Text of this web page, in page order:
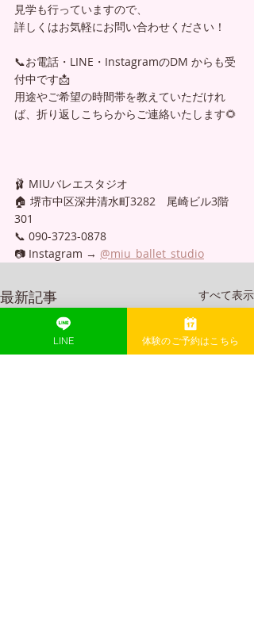
見学も行っていますので、
詳しくはお気軽にお問い合わせください！
📞お電話・LINE・InstagramのDM からも受
付中です📩
用途やご希望の時間帯を教えていただけれ
ば、折り返しこちらからご連絡いたします🌻
🩰 MIUバレエスタジオ
🏠 堺市中区深井清水町3282　尾崎ビル3階
301
📞 090-3723-0878
📷 Instagram → @miu_ballet_studio
最新記事 すべて表示
LINE 体験のご予約はこちら